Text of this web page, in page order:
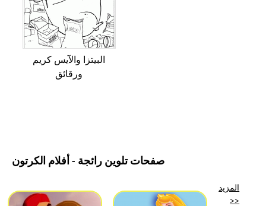
البيتزا والآيس كريم
ورقائق
صفحات تلوين رائجة - أفلام الكرتون
المزيد
>>